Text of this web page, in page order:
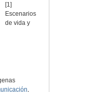
[1]
Escenarios
de vida y
,